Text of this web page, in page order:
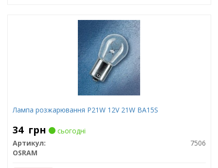
Лампа розжарювання P21W 12V 21W BA15S
34 грн
сьогодні
Артикул:
7506
OSRAM